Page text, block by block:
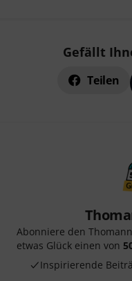
Gefällt
Teilen
Abonniere den
etwas Glück einen von
Inspirierende